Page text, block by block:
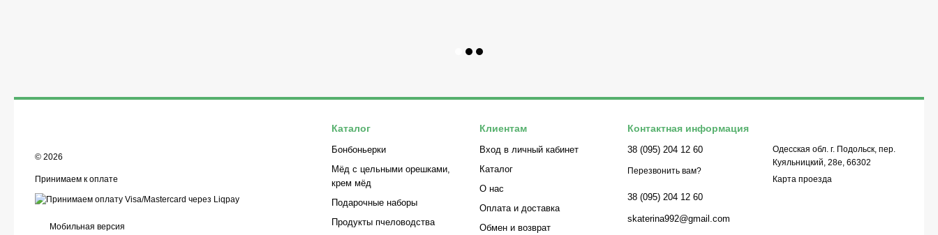
© 2026
Принимаем к оплате
Мобильная версия
Каталог
Бонбоньерки
Мёд с цельными орешками,
крем мёд
Подарочные наборы
Продукты пчеловодства
Клиентам
Вход в личный кабинет
Каталог
О нас
Оплата и доставка
Обмен и возврат
Контактная информация
38 (095) 204 12 60
Перезвонить вам?
38 (095) 204 12 60
skaterina992@gmail.com
Одесская обл. г. Подольск, пер.
Куяльницкий, 28е, 66302
Карта проезда